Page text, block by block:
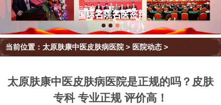
当前位置： 太原肤康中医皮肤病医院> 医院动态 >
太原肤康中医皮肤病医院是正规的吗？皮肤
专科 专业正规 评价高！